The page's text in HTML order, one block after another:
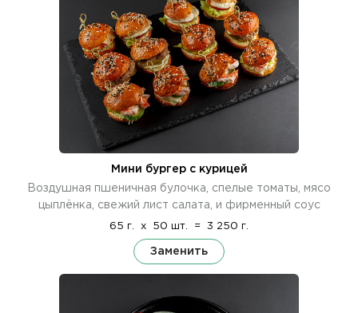
Мини бургер с курицей
Воздушная пшеничная булочка, спелые томаты, мясо
цыплёнка, свежий лист салата, и фирменный соус
65 г. x 50 шт. = 3 250 г.
Заменить